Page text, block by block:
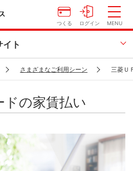
つくる ログイン MENU
イト
さまざまなご利用シーン 三菱Ｕ
ドの家賃払い